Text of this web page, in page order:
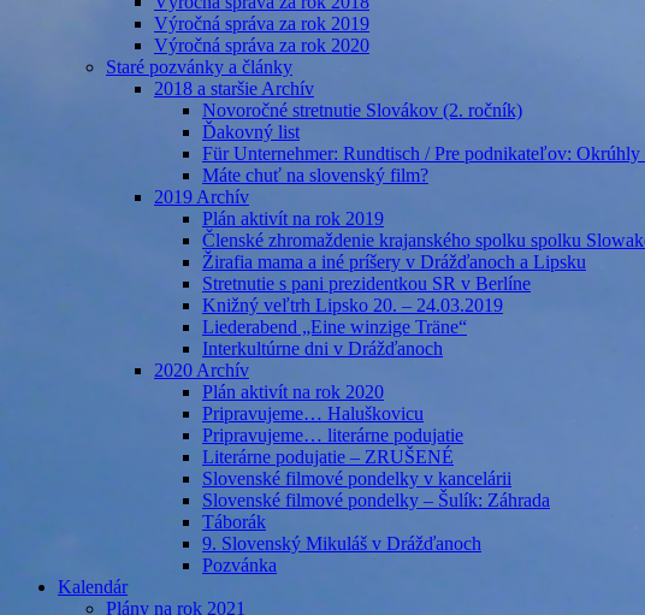
Výročná správa za rok 2019
Výročná správa za rok 2020
Staré pozvánky a články
2018 a staršie Archív
Novoročné stretnutie Slovákov (2. ročník)
Ďakovný list
Für Unternehmer: Rundtisch / Pre podnikateľov: Okrúhly
Máte chuť na slovenský film?
2019 Archív
Plán aktivít na rok 2019
Členské zhromaždenie krajanského spolku spolku
Žirafia mama a iné príšery v Drážďanoch a Lipsku
Stretnutie s pani prezidentkou SR v Berlíne
Knižný veľtrh Lipsko 20. – 24.03.2019
Liederabend „Eine winzige Träne“
Interkultúrne dni v Drážďanoch
2020 Archív
Plán aktivít na rok 2020
Pripravujeme… Haluškovicu
Pripravujeme… literárne podujatie
Literárne podujatie – ZRUŠENÉ
Slovenské filmové pondelky v kancelárii
Slovenské filmové pondelky – Šulík: Záhrada
Táborák
9. Slovenský Mikuláš v Drážďanoch
Pozvánka
Kalendár
Plány na rok 2021